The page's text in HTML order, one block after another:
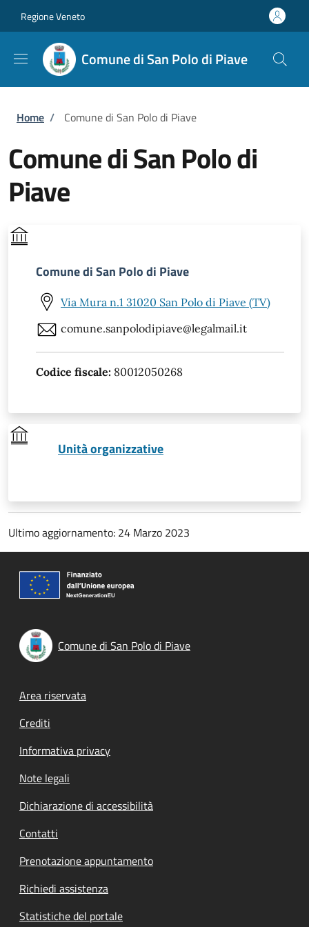
Regione Veneto
Comune di San Polo di Piave
Briciole di pane
Home / Comune di San Polo di Piave
Comune di San Polo di
Piave
Comune di San Polo di Piave
Via Mura n.1 31020 San Polo di Piave (TV)
comune.sanpolodipiave@legalmail.it
Codice fiscale: 80012050268
Unità organizzative
Ultimo aggiornamento: 24 Marzo 2023
Comune di San Polo di Piave
Footer menu
Area riservata
Crediti
Informativa privacy
Note legali
Dichiarazione di accessibilità
Contatti
Prenotazione appuntamento
Richiedi assistenza
Statistiche del portale